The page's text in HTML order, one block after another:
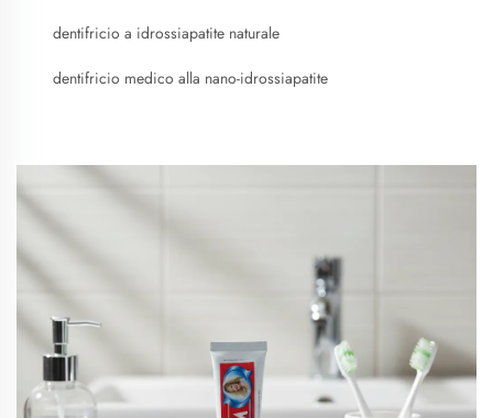
dentifricio a idrossiapatite naturale
dentifricio medico alla nano-idrossiapatite